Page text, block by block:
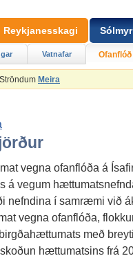
Meira
vegna ofanflóða á
á vegum
nefndina í samræmi við
vegna ofanflóða,
með
hættumatsins frá
Vatnafar Ofanflóð
Reykjanesskagi